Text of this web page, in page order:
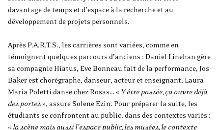
davantage de temps et d’espace à la recherche et au
développement de projets personnels.
Après P.A.R.T.S., les carrières sont variées, comme en
témoignent quelques parcours d’anciens : Daniel Linehan gère
sa compagnie Hiatus, Eve Bonneau fait de la performance, Jos
Baker est chorégraphe, danseur, acteur et enseignant, Laura
Maria Poletti danse chez Rosas… « Y être passée, ça ouvre déjà
des portes », assure Solene Ezin. Pour préparer la suite, les
étudiants se confrontent au public, dans des contextes variés :
« la scène mais aussi l’espace public, les musées, le contexte